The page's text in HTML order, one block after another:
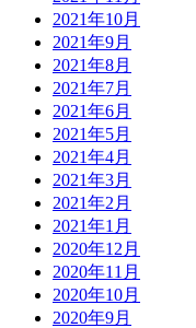
2021年10月
2021年9月
2021年8月
2021年7月
2021年6月
2021年5月
2021年4月
2021年3月
2021年2月
2021年1月
2020年12月
2020年11月
2020年10月
2020年9月